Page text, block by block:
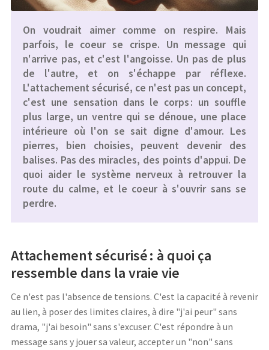
On voudrait aimer comme on respire. Mais
parfois, le coeur se crispe. Un message qui
n'arrive pas, et c'est l'angoisse. Un pas de plus
de l'autre, et on s'échappe par réflexe.
L'attachement sécurisé, ce n'est pas un concept,
c'est une sensation dans le corps : un souffle
plus large, un ventre qui se dénoue, une place
intérieure où l'on se sait digne d'amour. Les
pierres, bien choisies, peuvent devenir des
balises. Pas des miracles, des points d'appui. De
quoi aider le système nerveux à retrouver la
route du calme, et le coeur à s'ouvrir sans se
perdre.
Attachement sécurisé : à quoi ça
ressemble dans la vraie vie
Ce n'est pas l'absence de tensions. C'est la capacité à revenir
au lien, à poser des limites claires, à dire "j'ai peur" sans
drama, "j'ai besoin" sans s'excuser. C'est répondre à un
message sans y jouer sa valeur, accepter un "non" sans